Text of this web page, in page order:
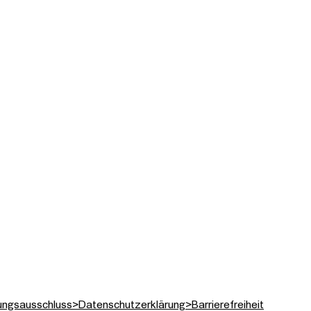
>Datenschutzerklärung>Barrierefreiheit